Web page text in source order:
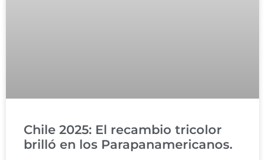
Chile 2025: El recambio tricolor
brilló en los Parapanamericanos.